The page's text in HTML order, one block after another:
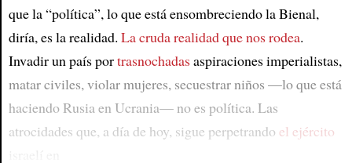
que la “política”, lo que está ensombreciendo la Bienal,
diría, es la realidad. La cruda realidad que nos rodea.
Invadir un país portrasnochadasaspiraciones imperialistas,
matar civiles, violar mujeres, secuestrar niños —lo que está
haciendo Rusia en Ucrania— no es política. Las
atrocidades que, a día de hoy, sigue perpetrando el ejército